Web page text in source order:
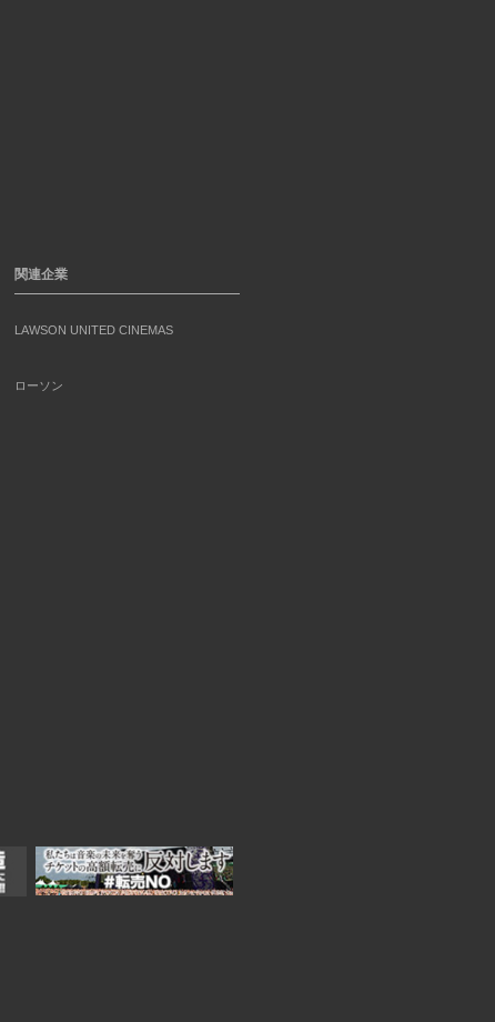
関連企業
LAWSON UNITED CINEMAS
ローソン